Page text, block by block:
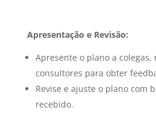
Apresentação e Revisão:
Apresente o plano a colegas,
consultores para obter
Revise e ajuste o plano com
recebido.